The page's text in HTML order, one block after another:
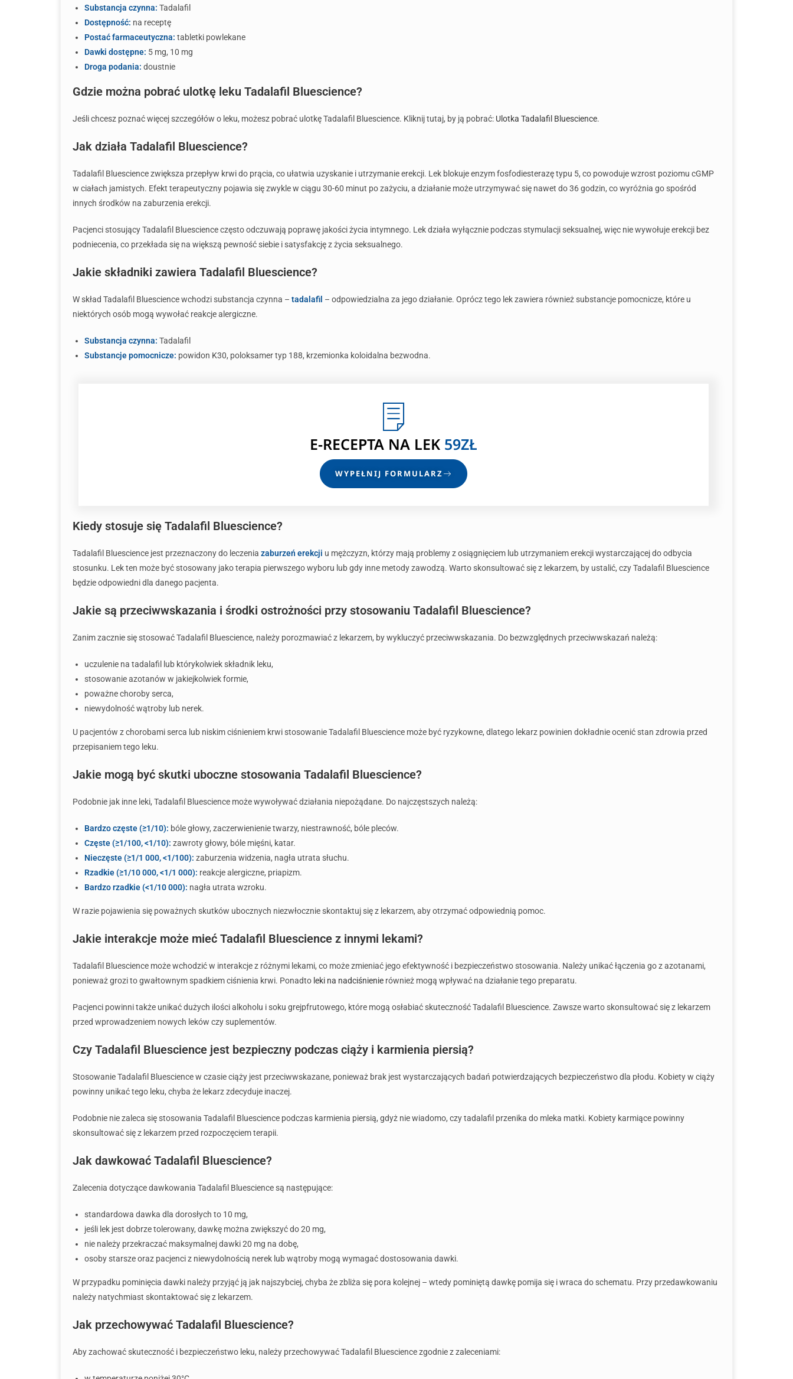
Substancja czynna: Tadalafil
Dostępność: na receptę
Postać farmaceutyczna: tabletki powlekane
Dawki dostępne: 5 mg, 10 mg
Droga podania: doustnie
Gdzie można pobrać ulotkę leku Tadalafil Bluescience?
Jeśli chcesz poznać więcej szczegółów o leku, możesz pobrać ulotkę Tadalafil Bluescience. Kliknij tutaj, by ją pobrać: Ulotka Tadalafil Bluescience.
Jak działa Tadalafil Bluescience?
Tadalafil Bluescience zwiększa przepływ krwi do prącia, co ułatwia uzyskanie i utrzymanie erekcji. Lek blokuje enzym fosfodiesterazę typu 5, co powoduje wzrost poziomu cGMP
w ciałach jamistych. Efekt terapeutyczny pojawia się zwykle w ciągu 30-60 minut po zażyciu, a działanie może utrzymywać się nawet do 36 godzin, co wyróżnia go spośród
innych środków na zaburzenia erekcji.
Pacjenci stosujący Tadalafil Bluescience często odczuwają poprawę jakości życia intymnego. Lek działa wyłącznie podczas stymulacji seksualnej, więc nie wywołuje erekcji bez
podniecenia, co przekłada się na większą pewność siebie i satysfakcję z życia seksualnego.
Jakie składniki zawiera Tadalafil Bluescience?
W skład Tadalafil Bluescience wchodzi substancja czynna – tadalafil – odpowiedzialna za jego działanie. Oprócz tego lek zawiera również substancje pomocnicze, które u
niektórych osób mogą wywołać reakcje alergiczne.
Substancja czynna: Tadalafil
Substancje pomocnicze: powidon K30, poloksamer typ 188, krzemionka koloidalna bezwodna.
E-RECEPTA NA LEK 59ZŁ
WYPEŁNIJ FORMULARZ
Kiedy stosuje się Tadalafil Bluescience?
Tadalafil Bluescience jest przeznaczony do leczenia zaburzeń erekcji u mężczyzn, którzy mają problemy z osiągnięciem lub utrzymaniem erekcji wystarczającej do odbycia
stosunku. Lek ten może być stosowany jako terapia pierwszego wyboru lub gdy inne metody zawodzą. Warto skonsultować się z lekarzem, by ustalić, czy Tadalafil Bluescience
będzie odpowiedni dla danego pacjenta.
Jakie są przeciwwskazania i środki ostrożności przy stosowaniu Tadalafil Bluescience?
Zanim zacznie się stosować Tadalafil Bluescience, należy porozmawiać z lekarzem, by wykluczyć przeciwwskazania. Do bezwzględnych przeciwwskazań należą:
uczulenie na tadalafil lub którykolwiek składnik leku,
stosowanie azotanów w jakiejkolwiek formie,
poważne choroby serca,
niewydolność wątroby lub nerek.
U pacjentów z chorobami serca lub niskim ciśnieniem krwi stosowanie Tadalafil Bluescience może być ryzykowne, dlatego lekarz powinien dokładnie ocenić stan zdrowia przed
przepisaniem tego leku.
Jakie mogą być skutki uboczne stosowania Tadalafil Bluescience?
Podobnie jak inne leki, Tadalafil Bluescience może wywoływać działania niepożądane. Do najczęstszych należą:
Bardzo częste (≥1/10): bóle głowy, zaczerwienienie twarzy, niestrawność, bóle pleców.
Częste (≥1/100, <1/10): zawroty głowy, bóle mięśni, katar.
Nieczęste (≥1/1 000, <1/100): zaburzenia widzenia, nagła utrata słuchu.
Rzadkie (≥1/10 000, <1/1 000): reakcje alergiczne, priapizm.
Bardzo rzadkie (<1/10 000): nagła utrata wzroku.
W razie pojawienia się poważnych skutków ubocznych niezwłocznie skontaktuj się z lekarzem, aby otrzymać odpowiednią pomoc.
Jakie interakcje może mieć Tadalafil Bluescience z innymi lekami?
Tadalafil Bluescience może wchodzić w interakcje z różnymi lekami, co może zmieniać jego efektywność i bezpieczeństwo stosowania. Należy unikać łączenia go z azotanami,
ponieważ grozi to gwałtownym spadkiem ciśnienia krwi. Ponadto leki na nadciśnienie również mogą wpływać na działanie tego preparatu.
Pacjenci powinni także unikać dużych ilości alkoholu i soku grejpfrutowego, które mogą osłabiać skuteczność Tadalafil Bluescience. Zawsze warto skonsultować się z lekarzem
przed wprowadzeniem nowych leków czy suplementów.
Czy Tadalafil Bluescience jest bezpieczny podczas ciąży i karmienia piersią?
Stosowanie Tadalafil Bluescience w czasie ciąży jest przeciwwskazane, ponieważ brak jest wystarczających badań potwierdzających bezpieczeństwo dla płodu. Kobiety w ciąży
powinny unikać tego leku, chyba że lekarz zdecyduje inaczej.
Podobnie nie zaleca się stosowania Tadalafil Bluescience podczas karmienia piersią, gdyż nie wiadomo, czy tadalafil przenika do mleka matki. Kobiety karmiące powinny
skonsultować się z lekarzem przed rozpoczęciem terapii.
Jak dawkować Tadalafil Bluescience?
Zalecenia dotyczące dawkowania Tadalafil Bluescience są następujące:
standardowa dawka dla dorosłych to 10 mg,
jeśli lek jest dobrze tolerowany, dawkę można zwiększyć do 20 mg,
nie należy przekraczać maksymalnej dawki 20 mg na dobę,
osoby starsze oraz pacjenci z niewydolnością nerek lub wątroby mogą wymagać dostosowania dawki.
W przypadku pominięcia dawki należy przyjąć ją jak najszybciej, chyba że zbliża się pora kolejnej – wtedy pominiętą dawkę pomija się i wraca do schematu. Przy przedawkowaniu
należy natychmiast skontaktować się z lekarzem.
Jak przechowywać Tadalafil Bluescience?
Aby zachować skuteczność i bezpieczeństwo leku, należy przechowywać Tadalafil Bluescience zgodnie z zaleceniami: